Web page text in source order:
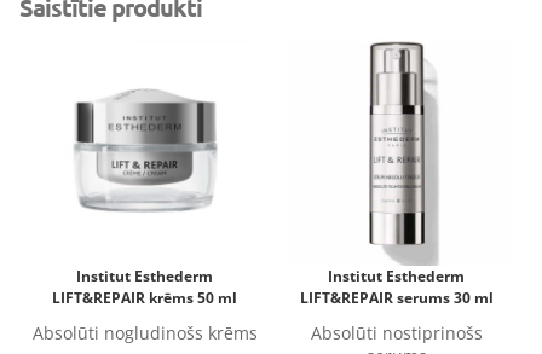
Saistītie produkti
Institut Esthederm
LIFT&REPAIR krēms 50 ml
Absolūti nogludinošs krēms
Institut Esthederm
LIFT&REPAIR serums 30 ml
Absolūti nostiprinošs